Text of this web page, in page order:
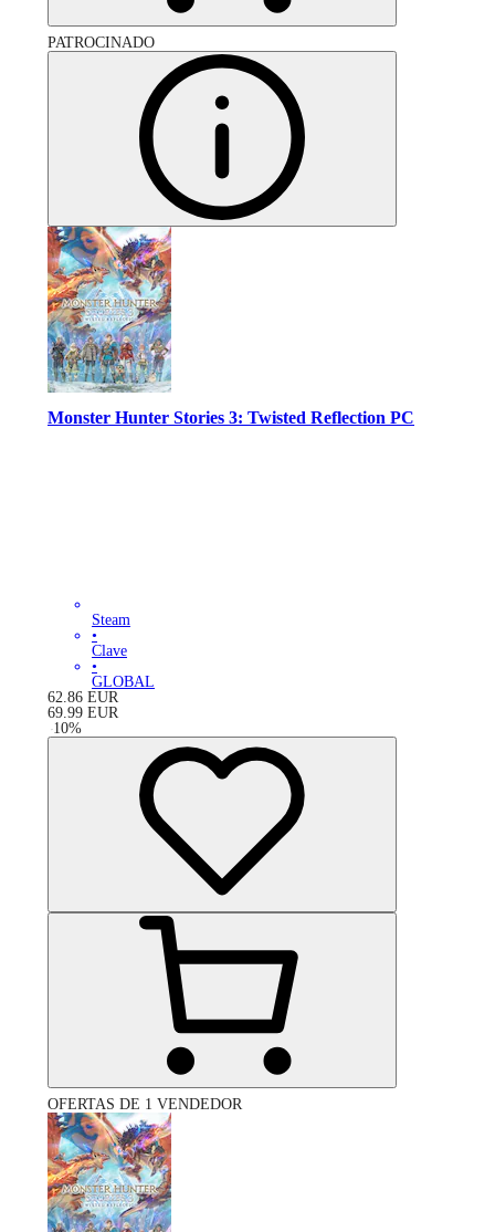
PATROCINADO
Monster Hunter Stories 3: Twisted Reflection PC
Steam
•
Clave
•
GLOBAL
62.86 EUR
69.99 EUR
-10%
OFERTAS DE 1 VENDEDOR